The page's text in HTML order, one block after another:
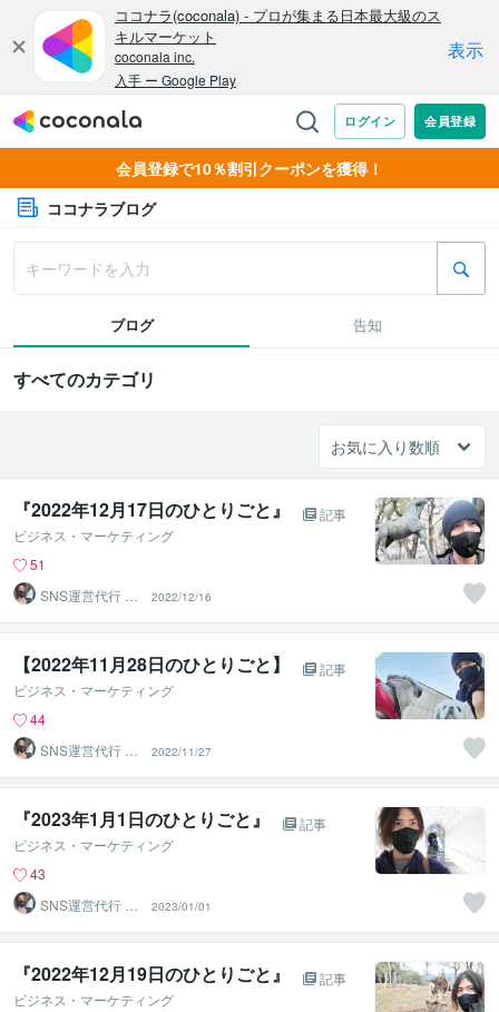
会員登録で10％割引クーポンを獲得！
ココナラブログ
ブログ 告知
すべてのカテゴリ
『2022年12月17日のひとりごと』
記事
ビジネス・マーケティング
51
SNS運営代行 ま
るなげ
2022/12/16
【2022年11月28日のひとりごと】⁡
記事
ビジネス・マーケティング
44
SNS運営代行 ま
るなげ
2022/11/27
『2023年1月1日のひとりごと』⁡
記事
ビジネス・マーケティング
43
SNS運営代行 ま
るなげ
2023/01/01
『2022年12月19日のひとりごと』⁡
記事
ビジネス・マーケティング